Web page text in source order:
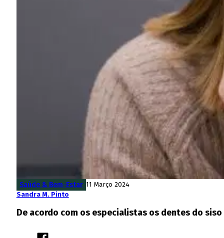
Saúde & Bem-Estar 11 Março 2024
Sandra M. Pinto
De acordo com os especialistas os dentes do